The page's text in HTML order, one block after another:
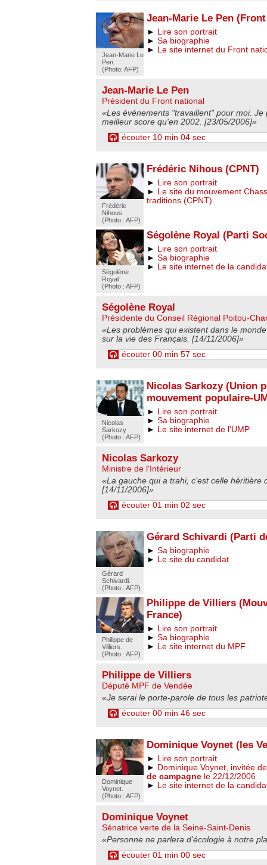
Jean-Marie Le
Pen.
(Photo: AFP)
Jean-Marie Le Pen
► Lire son portrait
► Sa biographie
► Le site internet du Front
Jean-Marie Le Pen
Président du Front national
«Les événements "travaillent" pour moi. Je
meilleur score qu'en 2002. [23/05/2006]»
écouter 10 min 04 sec
Frédéric
Nihous.
(Photo : AFP)
Frédéric Nihous (CPNT)
► Lire son portrait
► Le site du mouvement
traditions (CPNT).
Ségolène
Royal
(Photo : AFP)
Ségolène Royal (Parti
► Lire son portrait
► Sa biographie
► Le site internet de la
Ségolène Royal
Présidente du Conseil Régional Poitou-
«Les problèmes qui existent dans le
sur la vie des Français. [14/11/2006]»
écouter 00 min 57 sec
Nicolas
Sarkozy
(Photo : AFP)
Nicolas Sarkozy (Union
mouvement populaire-
► Lire son portrait
► Sa biographie
► Le site internet de l'UMP
Nicolas Sarkozy
Ministre de l'Intérieur
«La gauche qui a trahi, c'est celle héritière
[14/11/2006]»
écouter 01 min 02 sec
Gérard
Schivardi.
(Photo : AFP)
Gérard Schivardi (Parti
► Sa biographie
► Le site du candidat
Philippe de
Villiers.
(Photo : AFP)
Philippe de Villiers
France)
► Lire son portrait
► Sa biographie
► Le site internet du MPF
Philippe de Villiers
Député MPF de Vendée
«Je serai le porte-parole de tous les
écouter 00 min 46 sec
Dominique
Voynet.
(Photo : AFP)
Dominique Voynet (les
► Lire son portrait
► Dominique Voynet, invitée
de campagne le 22/12/2006
► Le site internet de la
Dominique Voynet
Sénatrice verte de la Seine-Saint-Denis
«Personne ne parlera d'écologie à notre
écouter 01 min 00 sec